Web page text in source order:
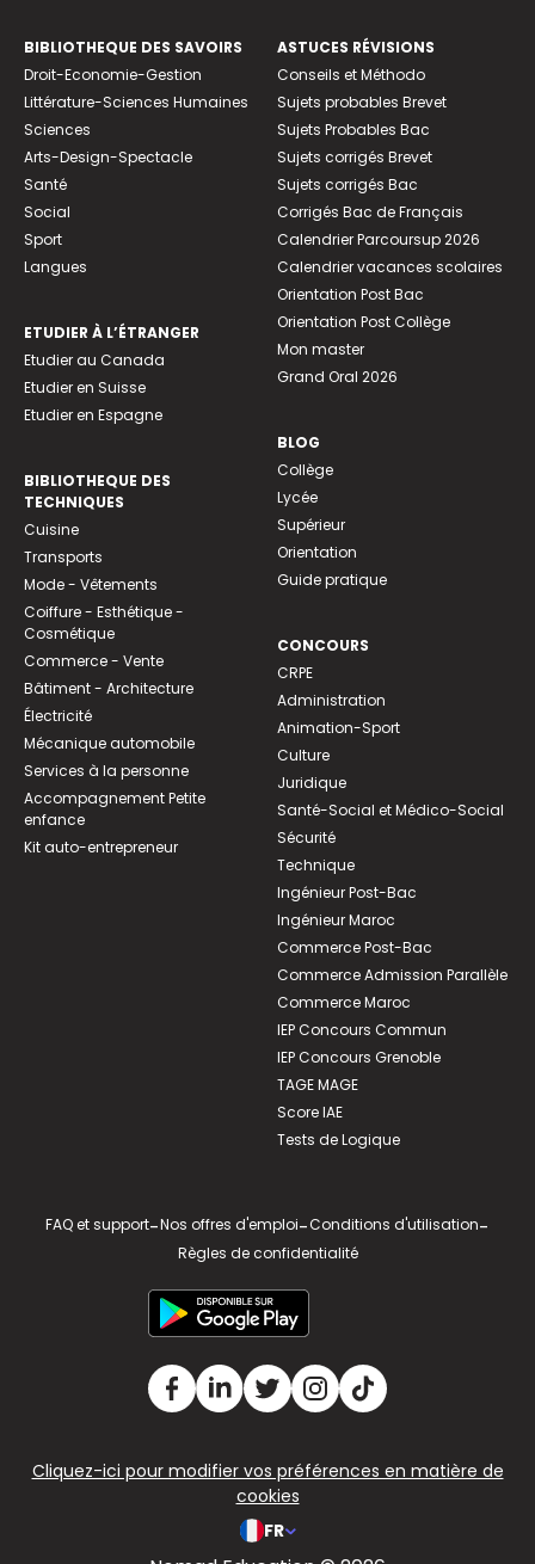
BIBLIOTHEQUE DES SAVOIRS
Droit-Economie-Gestion
Littérature-Sciences Humaines
Sciences
Arts-Design-Spectacle
Santé
Social
Sport
Langues
ETUDIER À L’ÉTRANGER
Etudier au Canada
Etudier en Suisse
Etudier en Espagne
BIBLIOTHEQUE DES
TECHNIQUES
Cuisine
Transports
Mode - Vêtements
Coiffure - Esthétique -
Cosmétique
Commerce - Vente
Bâtiment - Architecture
Électricité
Mécanique automobile
Services à la personne
Accompagnement Petite
enfance
Kit auto-entrepreneur
ASTUCES RÉVISIONS
Conseils et Méthodo
Sujets probables Brevet
Sujets Probables Bac
Sujets corrigés Brevet
Sujets corrigés Bac
Corrigés Bac de Français
Calendrier Parcoursup 2026
Calendrier vacances scolaires
Orientation Post Bac
Orientation Post Collège
Mon master
Grand Oral 2026
BLOG
Collège
Lycée
Supérieur
Orientation
Guide pratique
CONCOURS
CRPE
Administration
Animation-Sport
Culture
Juridique
Santé-Social et Médico-Social
Sécurité
Technique
Ingénieur Post-Bac
Ingénieur Maroc
Commerce Post-Bac
Commerce Admission Parallèle
Commerce Maroc
IEP Concours Commun
IEP Concours Grenoble
TAGE MAGE
Score IAE
Tests de Logique
FAQ et support-Nos offres d'emploi-Conditions d'utilisation-
Règles de confidentialité
Cliquez-ici pour modifier vos préférences en matière de
cookies
FR